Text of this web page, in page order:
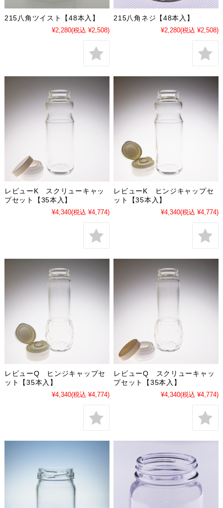
215八角ツイスト【48本入】
¥2,280(税込 ¥2,508)
215八角ネジ【48本入】
¥2,280(税込 ¥2,508)
レビューK スクリューキャッ
プセット【35本入】
¥4,340(税込 ¥4,774)
レビューK ヒンジキャップセ
ット【35本入】
¥4,340(税込 ¥4,774)
レビューQ ヒンジキャップセ
ット【35本入】
¥4,340(税込 ¥4,774)
レビューQ スクリューキャッ
プセット【35本入】
¥4,340(税込 ¥4,774)